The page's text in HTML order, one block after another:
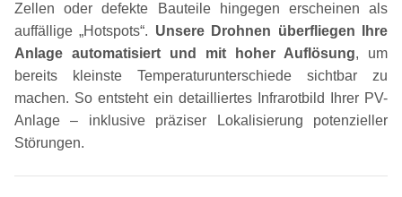
Zellen oder defekte Bauteile hingegen erscheinen als
auffällige „Hotspots“. Unsere Drohnen überfliegen Ihre
Anlage automatisiert und mit hoher Auflösung, um
bereits kleinste Temperaturunterschiede sichtbar zu
machen. So entsteht ein detailliertes Infrarotbild Ihrer PV-
Anlage – inklusive präziser Lokalisierung potenzieller
Störungen.